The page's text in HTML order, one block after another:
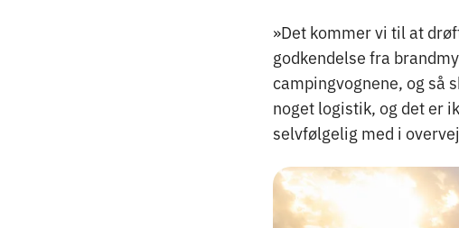
»Det kommer vi til at
godkendelse fra
campingvognene, og så
noget logistik, og det er
selvfølgelig med i